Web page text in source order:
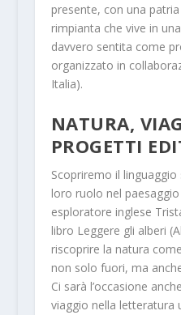
presente, con una
rimpianta che vive in
davvero sentita come
organizzato in
Italia).
NATURA,
PROGETTI
Scopriremo il
loro ruolo nel
esploratore inglese
libro Leggere gli alberi
riscoprire la natura
non solo fuori, ma
Ci sarà l’occasione
viaggio nella letteratura